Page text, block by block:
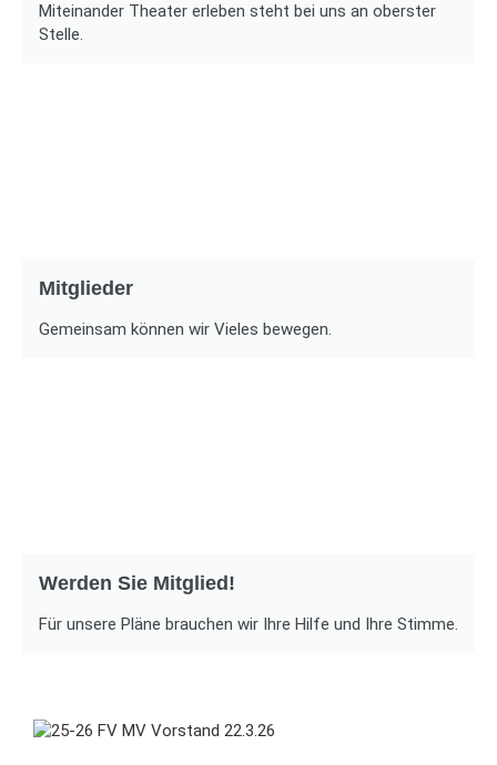
Miteinander Theater erleben steht bei uns an oberster
Stelle.
Mitglieder
Gemeinsam können wir Vieles bewegen.
Werden Sie Mitglied!
Für unsere Pläne brauchen wir Ihre Hilfe und Ihre Stimme.